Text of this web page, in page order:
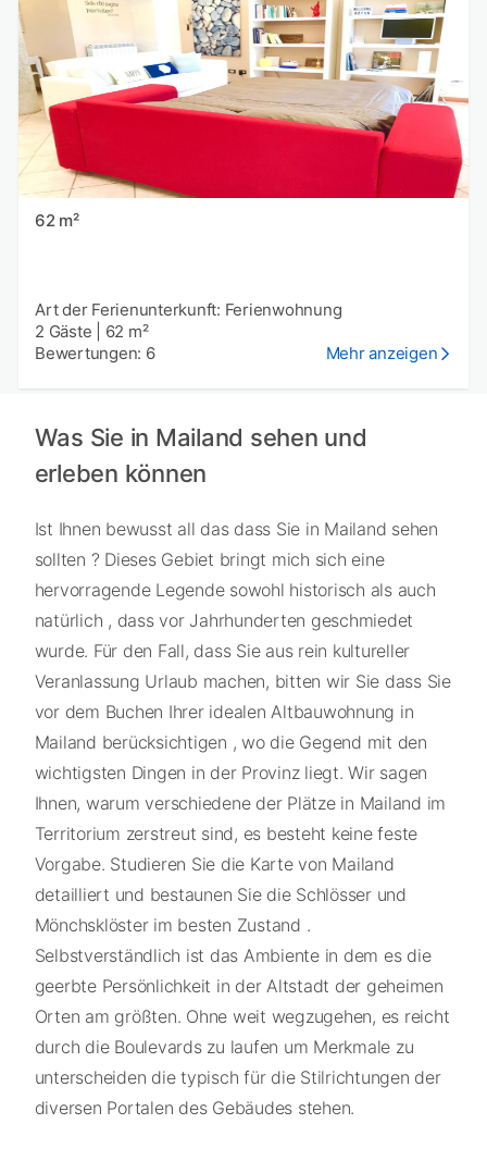
62 m²
Art der Ferienunterkunft: Ferienwohnung
2 Gäste
62 m²
Bewertungen: 6
Mehr anzeigen
Was Sie in Mailand sehen und
erleben können
Ist Ihnen bewusst all das dass Sie in Mailand sehen
sollten ? Dieses Gebiet bringt mich sich eine
hervorragende Legende sowohl historisch als auch
natürlich , dass vor Jahrhunderten geschmiedet
wurde. Für den Fall, dass Sie aus rein kultureller
Veranlassung Urlaub machen, bitten wir Sie dass Sie
vor dem Buchen Ihrer idealen Altbauwohnung in
Mailand berücksichtigen , wo die Gegend mit den
wichtigsten Dingen in der Provinz liegt. Wir sagen
Ihnen, warum verschiedene der Plätze in Mailand im
Territorium zerstreut sind, es besteht keine feste
Vorgabe. Studieren Sie die Karte von Mailand
detailliert und bestaunen Sie die Schlösser und
Mönchsklöster im besten Zustand .
Selbstverständlich ist das Ambiente in dem es die
geerbte Persönlichkeit in der Altstadt der geheimen
Orten am größten. Ohne weit wegzugehen, es reicht
durch die Boulevards zu laufen um Merkmale zu
unterscheiden die typisch für die Stilrichtungen der
diversen Portalen des Gebäudes stehen.